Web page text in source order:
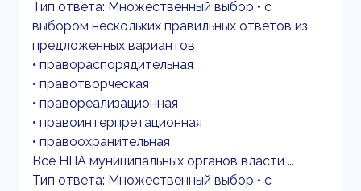
Тип ответа: Множественный выбор • с
выбором нескольких правильных ответов из
предложенных вариантов
• правораспорядительная
• правотворческая
• правореализационная
• правоинтерпретационная
• правоохранительная
Все НПА муниципальных органов власти …
Тип ответа: Множественный выбор • с